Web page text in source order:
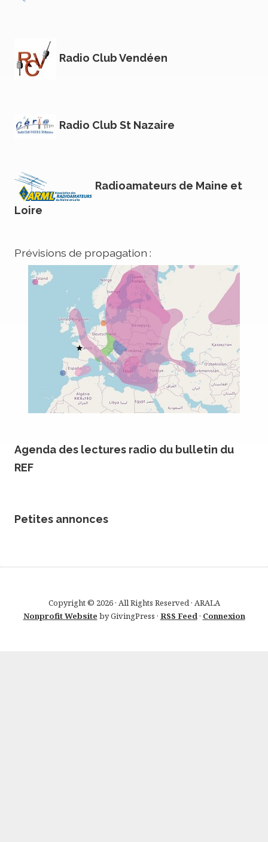
Radio Club Vendéen
Radio Club St Nazaire
Radioamateurs de Maine et
Loire
Prévisions de propagation :
Agenda des lectures radio du bulletin du
REF
Petites annonces
Copyright © 2026 · All Rights Reserved · ARALA
Nonprofit Website by GivingPress · RSS Feed · Connexion